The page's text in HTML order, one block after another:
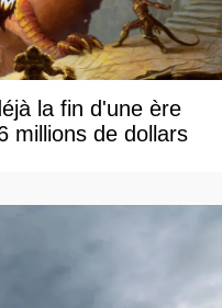
la fin d'une ère
millions de dollars